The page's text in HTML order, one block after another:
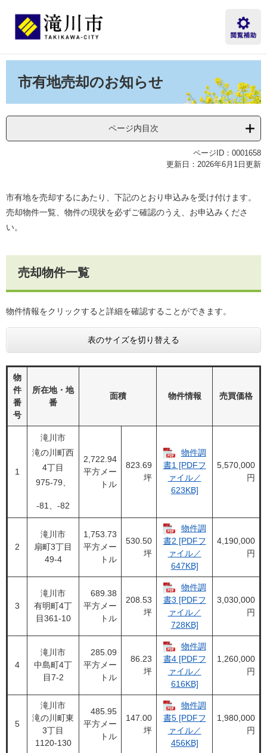
先
を
て
本
へ
市有地売却のお知らせ
ページ内目次
ページID：0001658
更新日：2026年6月1日更新
市有地を売却するにあたり、下記のとおり申込みを受け付けます。
売却物件一覧、物件の現状を必ずご確認のうえ、お申込みくださ
い。
売却物件一覧
物件情報をクリックすると詳細を確認することができます。
表のサイズを切り替える
物
件
番
号
所在地・地
番
面積 物件情報 売買価格
1
滝川市
滝の川町西
4丁目
975-79、
-81、-82
2,722.94
平方メー
トル
823.69
坪
物件調
書1 [PDFフ
ァイル／
623KB]
5,570,000
円
2
滝川市
扇町3丁目
49-4
1,753.73
平方メー
トル
530.50
坪
物件調
書2 [PDFフ
ァイル／
647KB]
4,190,000
円
3
滝川市
有明町4丁
目361-10
689.38
平方メー
トル
208.53
坪
物件調
書3 [PDFフ
ァイル／
728KB]
3,030,000
円
4
滝川市
中島町4丁
目7-2
285.09
平方メー
トル
86.23
坪
物件調
書4 [PDFフ
ァイル／
616KB]
1,260,000
円
5
滝川市
滝の川町東
3丁目
1120-130
485.95
平方メー
トル
147.00
坪
物件調
書5 [PDFフ
ァイル／
456KB]
1,980,000
円